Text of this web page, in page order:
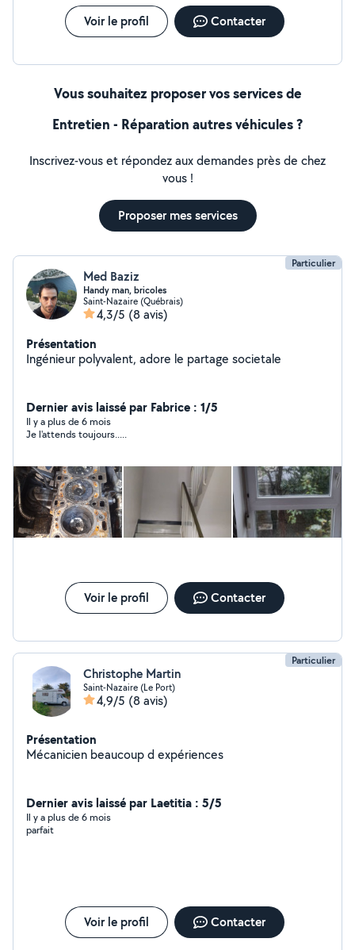
Voir le profil Contacter
Vous souhaitez proposer vos services de
Entretien - Réparation autres véhicules ?
Inscrivez-vous et répondez aux demandes près de chez
vous !
Proposer mes services
Particulier
Med Baziz
Handy man, bricoles
Saint-Nazaire (Québrais)
4,3/5 (8 avis)
Présentation
Ingénieur polyvalent, adore le partage societale
Dernier avis laissé par Fabrice : 1/5
Il y a plus de 6 mois
Je l'attends toujours.....
Voir le profil Contacter
Particulier
Christophe Martin
Saint-Nazaire (Le Port)
4,9/5 (8 avis)
Présentation
Mécanicien beaucoup d expériences
Dernier avis laissé par Laetitia : 5/5
Il y a plus de 6 mois
parfait
Voir le profil Contacter